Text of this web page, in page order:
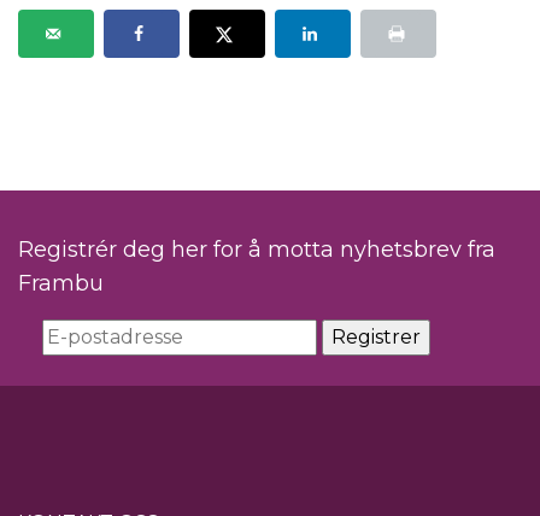
Registrér deg her for å motta nyhetsbrev fra
Frambu